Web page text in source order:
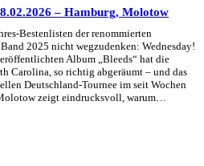
– Hamburg, Molotow
Bestenlisten der renommierten
2025 nicht wegzudenken: Wednesday!
Album „Bleeds“ hat die
Carolina, so richtig abgeräumt – und das
Deutschland-Tournee im seit Wochen
zeigt eindrucksvoll, warum…